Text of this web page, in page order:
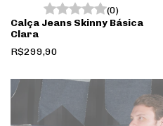
(0)
Calça Jeans Skinny Básica
Clara
R$299,90